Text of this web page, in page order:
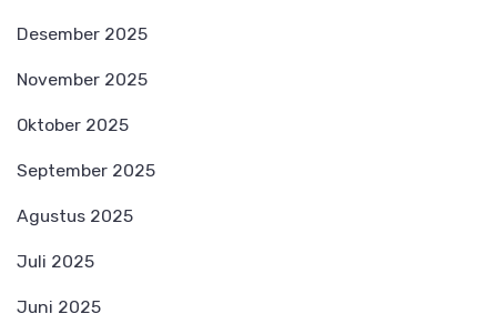
Desember 2025
November 2025
Oktober 2025
September 2025
Agustus 2025
Juli 2025
Juni 2025